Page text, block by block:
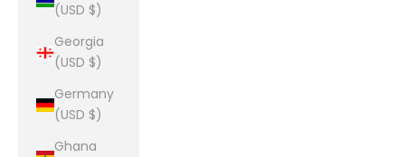
(USD $)
Georgia
(USD $)
Germany
(USD $)
Ghana